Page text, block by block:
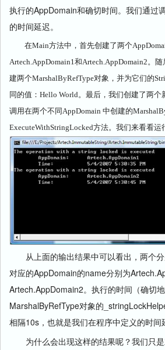
执行的AppDomain和确切时间。我们通过
的时间延迟。
在Main方法中，首先创建了两个
Artech.AppDomain1和Artech.AppDomain2。
建两个MarshalByRefType对象，并为它们的
同的值：Hello World。最后，我们创建了两个
调用在两个不同AppDomain 中创建的
ExecuteWithStringLocked方法。我们来看看运
从上面的输出结果中可以看出，两个分
对应的AppDomain的name分别为
Artech.AppDomain2。执行的时间（确切
MarshalByRefType对象的
相隔10s，也就是我们在程序中定义的时间
为什么会出现这样的结果呢？我们只是